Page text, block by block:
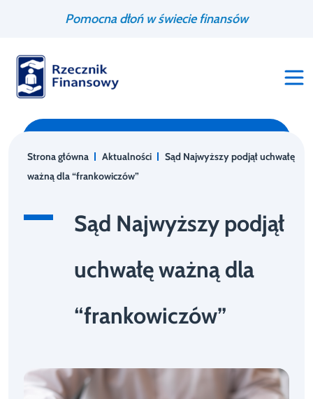
Pomocna dłoń w świecie finansów
Strona główna Aktualności
Sąd Najwyższy podjął uchwałę
ważną dla “frankowiczów”
Sąd Najwyższy podjął
uchwałę ważną dla
“frankowiczów”